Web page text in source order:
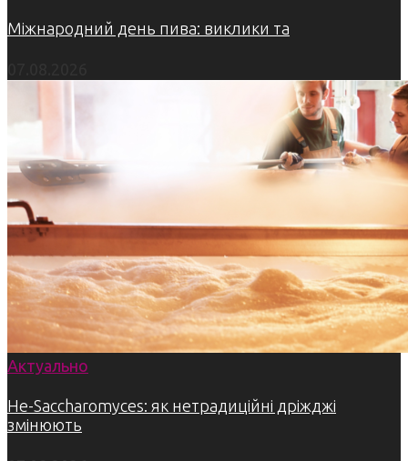
Міжнародний день пива: виклики та
Актуально
Не-Saccharomyces: як нетрадиційні дріжджі
змінюють